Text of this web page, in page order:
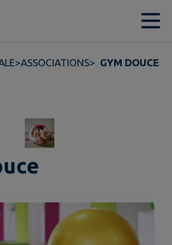
>ASSOCIATIONS> GYM DOUCE